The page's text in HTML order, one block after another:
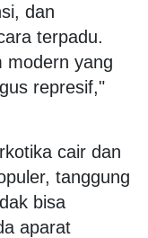
dan
terpadu.
modern yang
represif,"
cair dan
tanggung
bisa
aparat